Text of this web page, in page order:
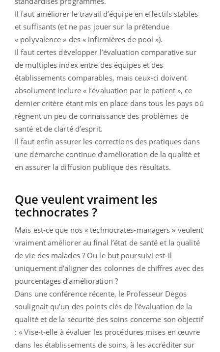
Il faut améliorer le travail d’équipe en effectifs stables
et suffisants (et ne pas jouer sur la prétendue
« polyvalence » des « infirmières de pool »).
Il faut certes développer l’évaluation comparative sur
de multiples index entre des équipes et des
établissements comparables, mais ceux-ci doivent
absolument inclure « l’évaluation par le patient », ce
dernier critère étant mis en place dans tous les pays où
règnent un peu de connaissance des problèmes de
santé et de clarté d’esprit.
Il faut enfin assurer les corrections des pratiques dans
une démarche continue d’amélioration de la qualité et
en assurer la diffusion publique des résultats.
Que veulent vraiment les
technocrates ?
Mais est-ce que nos « technocrates-managers » veulent
vraiment améliorer au final l’état de santé et la qualité
de vie des malades ? Ou le but poursuivi est-il
uniquement d’aligner des colonnes de chiffres avec des
pourcentages d’amélioration ?
Dans une conférence récente, le Professeur Degos
soulignait qu’un des points clés de l’évaluation de la
qualité et de la sécurité des soins concerne son objectif
: « Vise-t-elle à évaluer les procédures mises en œuvre
dans les établissements de soins, à les accréditer sur